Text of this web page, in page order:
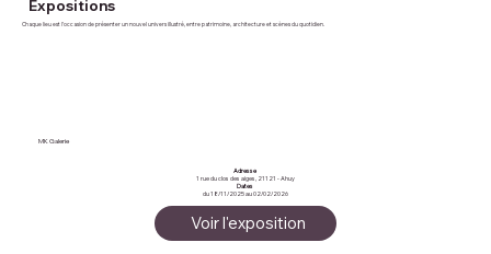
Expositions
Chaque lieu est l’occasion de présenter un nouvel univers illustré, entre patrimoine, architecture et scènes du quotidien.
MK Galerie
Adresse
1 rue du clos des aiges, 21121 - Ahuy
Dates
du 18/11/2025 au 02/02/2026
Voir l'exposition